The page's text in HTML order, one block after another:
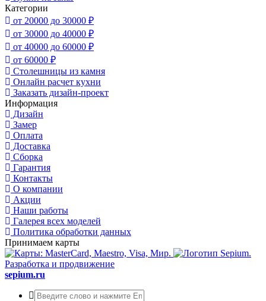
Категории
от 20000 до 30000 ₽
от 30000 до 40000 ₽
от 40000 до 60000 ₽
от 60000 ₽
Столешницы из камня
Онлайн расчет кухни
Заказать дизайн-проект
Информация
Дизайн
Замер
Оплата
Доставка
Сборка
Гарантия
Контакты
О компании
Акции
Наши работы
Галерея всех моделей
Политика обработки данных
Принимаем карты
Разработка и продвижение
sepium.ru